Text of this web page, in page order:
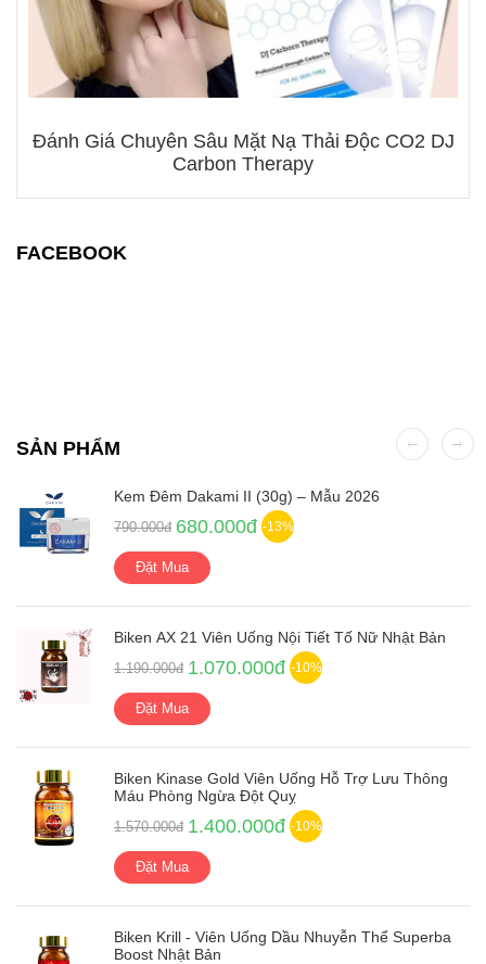
Đánh Giá Chuyên Sâu Mặt Nạ Thải Độc CO2 DJ
Carbon Therapy
FACEBOOK
SẢN PHẨM
Kem Đêm Dakami II (30g) – Mẫu 2026
790.000đ 680.000đ -13%
Đặt Mua
Biken AX 21 Viên Uống Nội Tiết Tố Nữ Nhật Bản
1.190.000đ 1.070.000đ -10%
Đặt Mua
Biken Kinase Gold Viên Uống Hỗ Trợ Lưu Thông
Máu Phòng Ngừa Đột Quỵ
1.570.000đ 1.400.000đ -10%
Đặt Mua
Biken Krill - Viên Uống Dầu Nhuyễn Thể Superba
Boost Nhật Bản